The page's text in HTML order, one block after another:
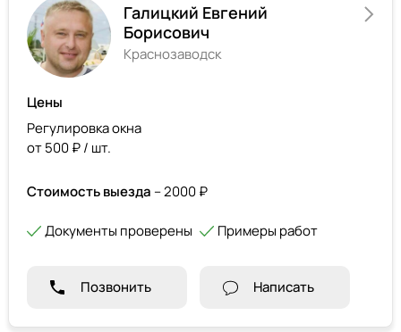
Галицкий Евгений
Борисович
Краснозаводск
Цены
Регулировка окна
от 500 ₽ / шт.
Стоимость выезда – 2000 ₽
Документы проверены Примеры работ
Позвонить Написать